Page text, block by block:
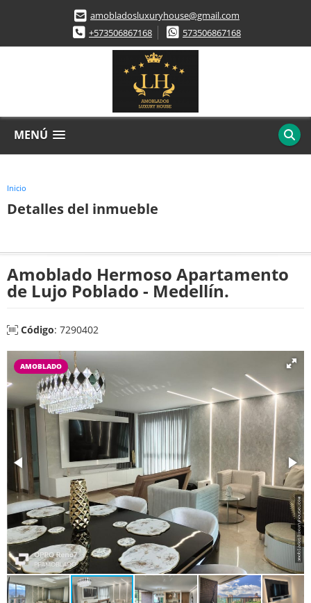
amobladosluxuryhouse@gmail.com
+573506867168
573506867168
MENÚ
Inicio
Detalles del inmueble
Amoblado Hermoso Apartamento
de Lujo Poblado - Medellín.
Código: 7290402
AMOBLADO